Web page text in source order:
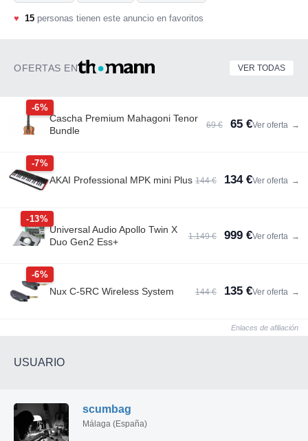
♥ 15 personas tienen este anuncio en favoritos
OFERTAS EN VER TODAS
-6%
Cascha Premium Mahagoni Tenor
Bundle
69 € 65 €Ver oferta →
-7%
AKAI Professional MPK mini Plus 144 € 134 €Ver oferta →
-13%
Universal Audio Apollo Twin X
Duo Gen2 Ess+
1.149 € 999 €Ver oferta →
-6%
Nux C-5RC Wireless System 144 € 135 €Ver oferta →
Enlaces de afiliación
USUARIO
scumbag
Málaga (España)